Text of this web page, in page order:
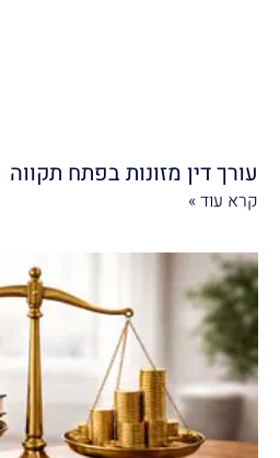
עורך דין מזונות בפתח תקווה
קרא עוד »